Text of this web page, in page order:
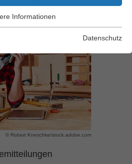
© Robert Kneschke/stock.adobe.com
für grundlegende Funktionen der
TYPO3. Es speichert im Falle
Informationen
Informationen
Datenschutz